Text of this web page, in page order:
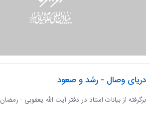
دریای وصال - رشد و صعود
برگرفته از بیانات استاد در دفتر آیت الله یعقوبی - رمضان 1401